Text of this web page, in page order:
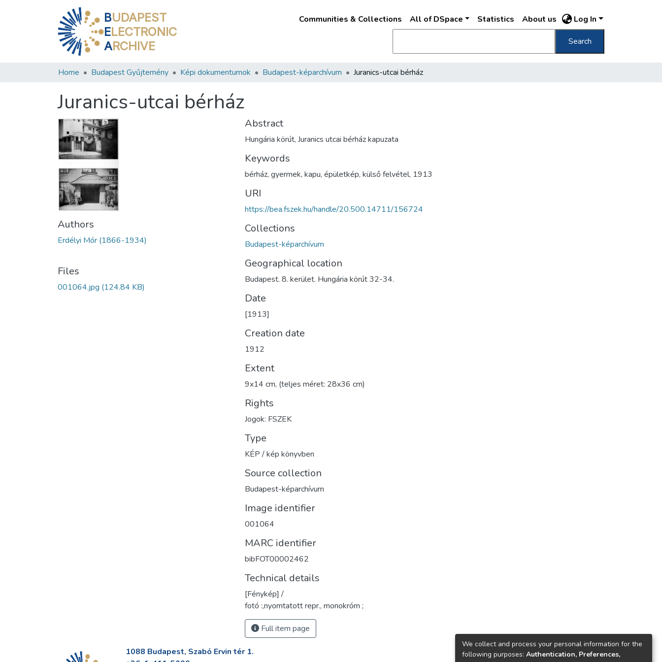
BUDAPEST
ELECTRONIC
ARCHIVE
Communities & Collections All of DSpace Statistics About us Log In
Search
Home Budapest Gyűjtemény Képi dokumentumok Budapest-képarchívum Juranics-utcai bérház
Juranics-utcai bérház
Authors
Erdélyi Mór (1866-1934)
Files
001064.jpg (124.84 KB)
Abstract
Hungária körút, Juranics utcai bérház kapuzata
Keywords
bérház, gyermek, kapu, épületkép, külső felvétel, 1913
URI
https://bea.fszek.hu/handle/20.500.14711/156724
Collections
Budapest-képarchívum
Geographical location
Budapest. 8. kerület. Hungária körút 32-34.
Date
[1913]
Creation date
1912
Extent
9x14 cm, (teljes méret: 28x36 cm)
Rights
Jogok: FSZEK
Type
KÉP / kép könyvben
Source collection
Budapest-képarchívum
Image identifier
001064
MARC identifier
bibFOT00002462
Technical details
[Fénykép] /
fotó :,nyomtatott repr., monokróm ;
Full item page
1088 Budapest, Szabó Ervin tér 1.
We collect and process your personal information for the
following purposes: Authentication, Preferences,